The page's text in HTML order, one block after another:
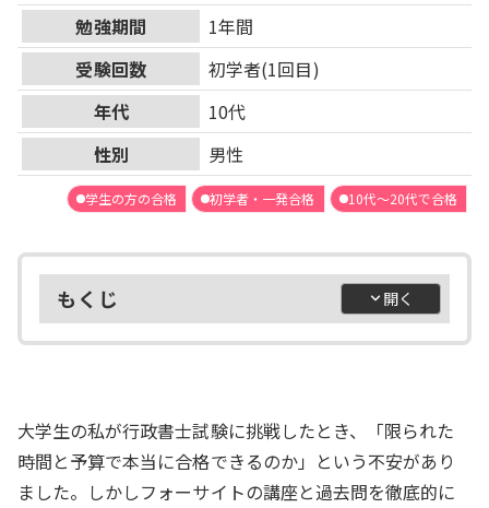
勉強期間
1年間
受験回数
初学者(1回目)
年代
10代
性別
男性
学生の方の合格 初学者・一発合格 10代～20代で合格
もくじ
大学生の私が行政書士試験に挑戦したとき、「限られた
時間と予算で本当に合格できるのか」という不安があり
ました。しかしフォーサイトの講座と過去問を徹底的に